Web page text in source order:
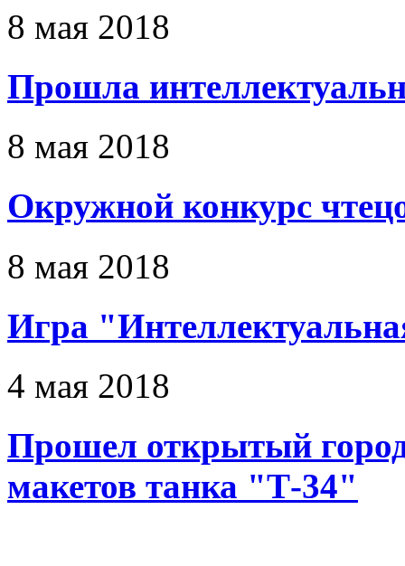
8 мая 2018
Прошла
8 мая 2018
Окружной конкурс
8 мая 2018
Игра
4 мая 2018
Прошел открытый
макетов танка "Т-34"